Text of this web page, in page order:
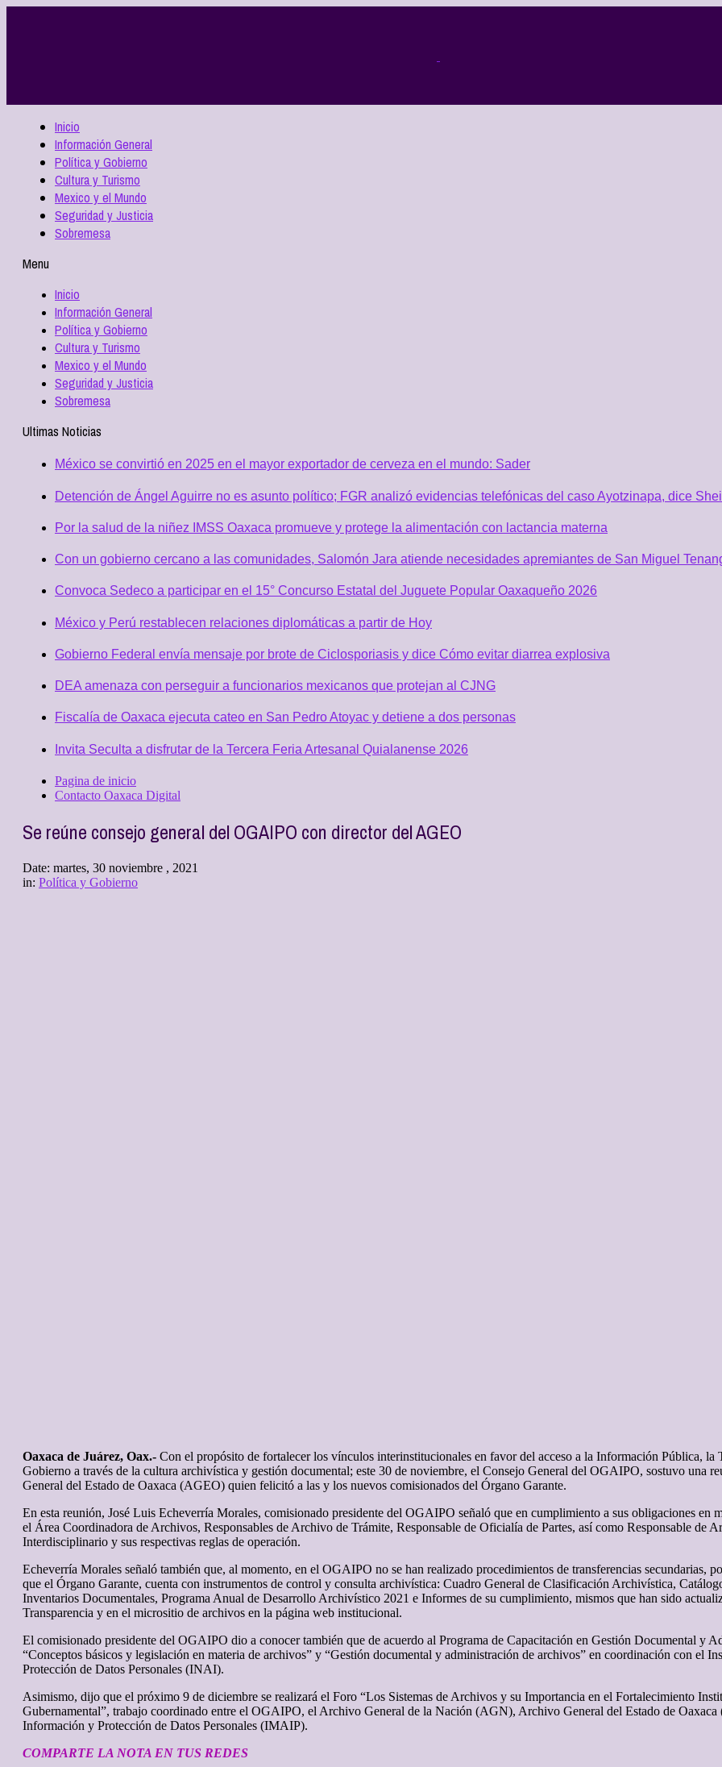
Inicio
Información General
Política y Gobierno
Cultura y Turismo
Mexico y el Mundo
Seguridad y Justicia
Sobremesa
Menu
Inicio
Información General
Política y Gobierno
Cultura y Turismo
Mexico y el Mundo
Seguridad y Justicia
Sobremesa
Ultimas Noticias
México se convirtió en 2025 en el mayor exportador de cerveza en el mundo: Sader
Detención de Ángel Aguirre no es asunto político; FGR analizó evidencias telefónicas del caso Ayotzinapa, dice
Por la salud de la niñez IMSS Oaxaca promueve y protege la alimentación con lactancia materna
Con un gobierno cercano a las comunidades, Salomón Jara atiende necesidades apremiantes de San Miguel
Convoca Sedeco a participar en el 15° Concurso Estatal del Juguete Popular Oaxaqueño 2026
México y Perú restablecen relaciones diplomáticas a partir de Hoy
Gobierno Federal envía mensaje por brote de Ciclosporiasis y dice Cómo evitar diarrea explosiva
DEA amenaza con perseguir a funcionarios mexicanos que protejan al CJNG
Fiscalía de Oaxaca ejecuta cateo en San Pedro Atoyac y detiene a dos personas
Invita Seculta a disfrutar de la Tercera Feria Artesanal Quialanense 2026
Pagina de inicio
Contacto Oaxaca Digital
Se reúne consejo general del OGAIPO con director del AGEO
Date: martes, 30 noviembre , 2021
in: Política y Gobierno
Oaxaca de Juárez, Oax.- Con el propósito de fortalecer los vínculos interinstitucionales en favor del acceso a la Información Pública, la
Gobierno a través de la cultura archivística y gestión documental; este 30 de noviembre, el Consejo General del OGAIPO, sostuvo una
General del Estado de Oaxaca (AGEO) quien felicitó a las y los nuevos comisionados del Órgano Garante.
En esta reunión, José Luis Echeverría Morales, comisionado presidente del OGAIPO señaló que en cumplimiento a sus obligaciones en
el Área Coordinadora de Archivos, Responsables de Archivo de Trámite, Responsable de Oficialía de Partes, así como Responsable de
Interdisciplinario y sus respectivas reglas de operación.
Echeverría Morales señaló también que, al momento, en el OGAIPO no se han realizado procedimientos de transferencias
que el Órgano Garante, cuenta con instrumentos de control y consulta archivística: Cuadro General de Clasificación Archivística,
Inventarios Documentales, Programa Anual de Desarrollo Archivístico 2021 e Informes de su cumplimiento, mismos que han sido
Transparencia y en el micrositio de archivos en la página web institucional.
El comisionado presidente del OGAIPO dio a conocer también que de acuerdo al Programa de Capacitación en Gestión Documental y
“Conceptos básicos y legislación en materia de archivos” y “Gestión documental y administración de archivos” en coordinación con el
Protección de Datos Personales (INAI).
Asimismo, dijo que el próximo 9 de diciembre se realizará el Foro “Los Sistemas de Archivos y su Importancia en el Fortalecimiento
Gubernamental”, trabajo coordinado entre el OGAIPO, el Archivo General de la Nación (AGN), Archivo General del Estado de
Información y Protección de Datos Personales (IMAIP).
COMPARTE LA NOTA EN TUS REDES